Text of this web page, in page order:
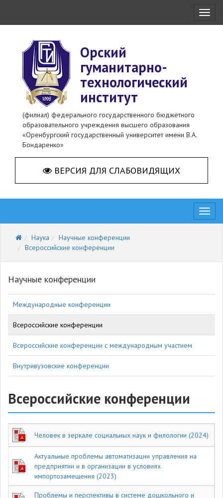
Орский
гуманитарно-
технологический
институт
(филиал) федерального государственного бюджетного
образовательного учреждения высшего образования
«Оренбургский государственный университет имени В.А.
Бондаренко»
ВЕРСИЯ ДЛЯ СЛАБОВИДЯЩИХ
Наука
Научные конференции
Всероссийские конференции
Научные конференции
Международные конференции
Всероссийские конференции
Всероссийские конференции с международным участием
Внутривузовские конференции
Всероссийские конференции
Человек в зеркале социальных наук и филологии (2024)
Актуальные проблемы автоматизации управления на
предприятии и в организации в условиях
импортозамещения (2023)
Проблемы и перспективы в системе дошкольного и